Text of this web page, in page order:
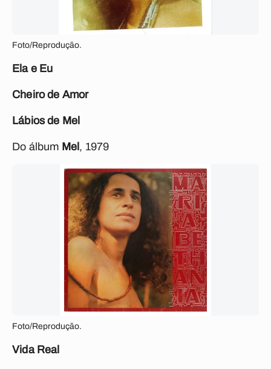
Foto/Reprodução.
Ela e Eu
Cheiro de Amor
Lábios de Mel
Do álbum Mel , 1979
Foto/Reprodução.
Vida Real